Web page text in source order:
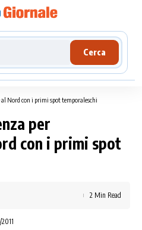
Cerca
al Nord con i primi spot temporaleschi
per
con i primi spot
2 Min Read